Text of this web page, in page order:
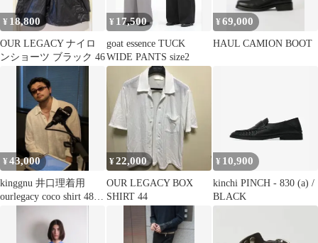
¥ 18,800
OUR LEGACY ナイロ
ンショーツ ブラック 46
¥ 17,500
goat essence TUCK
WIDE PANTS size2
¥69,000
HAUL CAMION BOOT
¥43,000
kinggnu 井口理着用
ourlegacy coco shirt 48
¥22,000
OUR LEGACY BOX
SHIRT 44
¥ 10,900
kinchi PINCH - 830 (a) /
BLACK